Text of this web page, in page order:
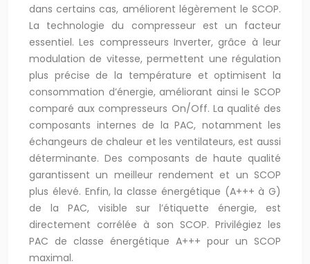
dans certains cas, améliorent légèrement le SCOP.
La technologie du compresseur est un facteur
essentiel. Les compresseurs Inverter, grâce à leur
modulation de vitesse, permettent une régulation
plus précise de la température et optimisent la
consommation d’énergie, améliorant ainsi le SCOP
comparé aux compresseurs On/Off. La qualité des
composants internes de la PAC, notamment les
échangeurs de chaleur et les ventilateurs, est aussi
déterminante. Des composants de haute qualité
garantissent un meilleur rendement et un SCOP
plus élevé. Enfin, la classe énergétique (A+++ à G)
de la PAC, visible sur l’étiquette énergie, est
directement corrélée à son SCOP. Privilégiez les
PAC de classe énergétique A+++ pour un SCOP
maximal.